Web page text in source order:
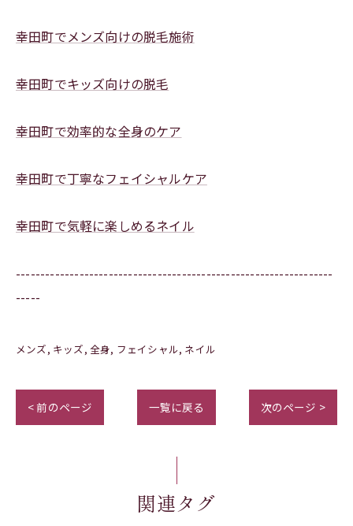
幸田町でメンズ向けの脱毛施術
幸田町でキッズ向けの脱毛
幸田町で効率的な全身のケア
幸田町で丁寧なフェイシャルケア
幸田町で気軽に楽しめるネイル
-----------------------------------------------------------------
-----
メンズ キッズ 全身 フェイシャル ネイル
< 前のページ 一覧に戻る 次のページ >
関連タグ